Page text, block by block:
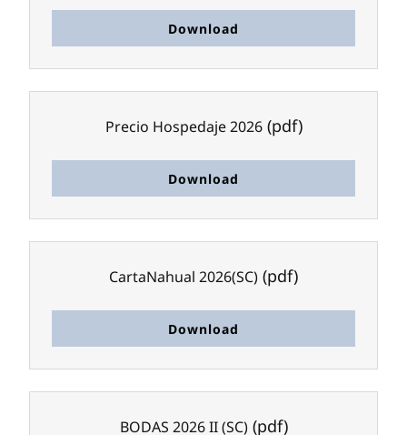
Download
Precio Hospedaje 2026(pdf)
Download
CartaNahual 2026(SC) (pdf)
Download
BODAS 2026 II (SC)(pdf)